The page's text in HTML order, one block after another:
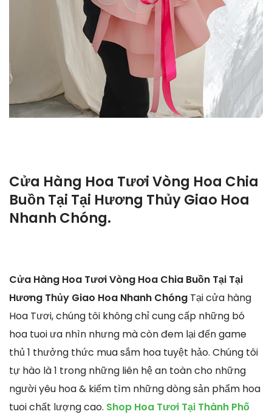
Cửa Hàng Hoa Tươi Vòng Hoa Chia
Buồn Tại Tại Hương Thủy Giao Hoa
Nhanh Chóng.
Cửa Hàng Hoa Tươi Vòng Hoa Chia Buồn Tại Tại
Hương Thủy Giao Hoa Nhanh Chóng Tại cửa hàng
Hoa Tươi, chúng tôi không chỉ cung cấp những bó
hoa tuoi ưa nhìn nhưng mà còn đem lại đến game
thủ 1 thưởng thức mua sắm hoa tuyệt hảo. Chúng tôi
tự hào là 1 trong những liên hệ an toàn cho những
người yêu hoa & kiếm tìm những dòng sản phẩm hoa
tuoi chất lượng cao. Shop Hoa Tươi Tại Thành Phố